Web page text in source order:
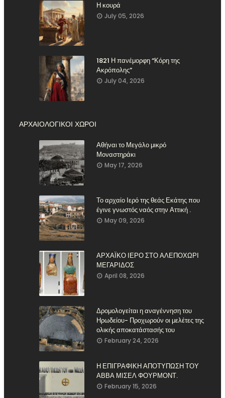
Η κουρά
July 05, 2026
1821 Η πανέμορφη “Κόρη της
Ακρόπολης”
July 04, 2026
ΑΡΧΑΙΟΛΟΓΙΚΟΙ ΧΩΡΟΙ
Αθήναι το Μεγάλο μικρό
Μοναστηράκι
May 17, 2026
Το αρχαίο Ιερό της θεάς Εκάτης που
έγινε γνωστός ναός στην Αττική .
May 09, 2026
ΑΡΧΑΪΚΟ ΙΕΡΟ ΣΤΟ ΑΛΕΠΟΧΩΡΙ
ΜΕΓΑΡΙΔΟΣ
April 08, 2026
Δρομολογείται η αναγέννηση του
Ηρωδείου- Προχωρούν οι μελέτες της
ολικής αποκατάστασής του
February 24, 2026
Η ΕΠΙΓΡΑΦΙΚΗ ΑΠΟΤΥΠΩΣΗ ΤΟΥ
ΑΒΒΑ ΜΙΣΕΛ ΦΟΥΡΜΟΝΤ.
February 15, 2026